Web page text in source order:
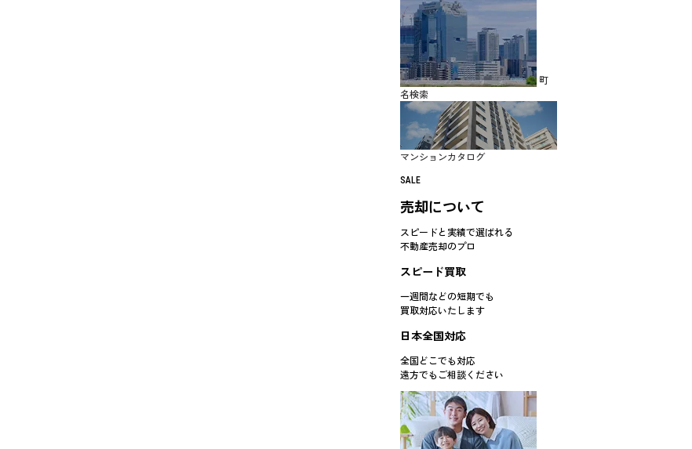
町
名検索
マンションカタログ
SALE
売却について
スピードと実績で選ばれる
不動産売却のプロ
スピード買取
一週間などの短期でも
買取対応いたします
日本全国対応
全国どこでも対応
遠方でもご相談ください